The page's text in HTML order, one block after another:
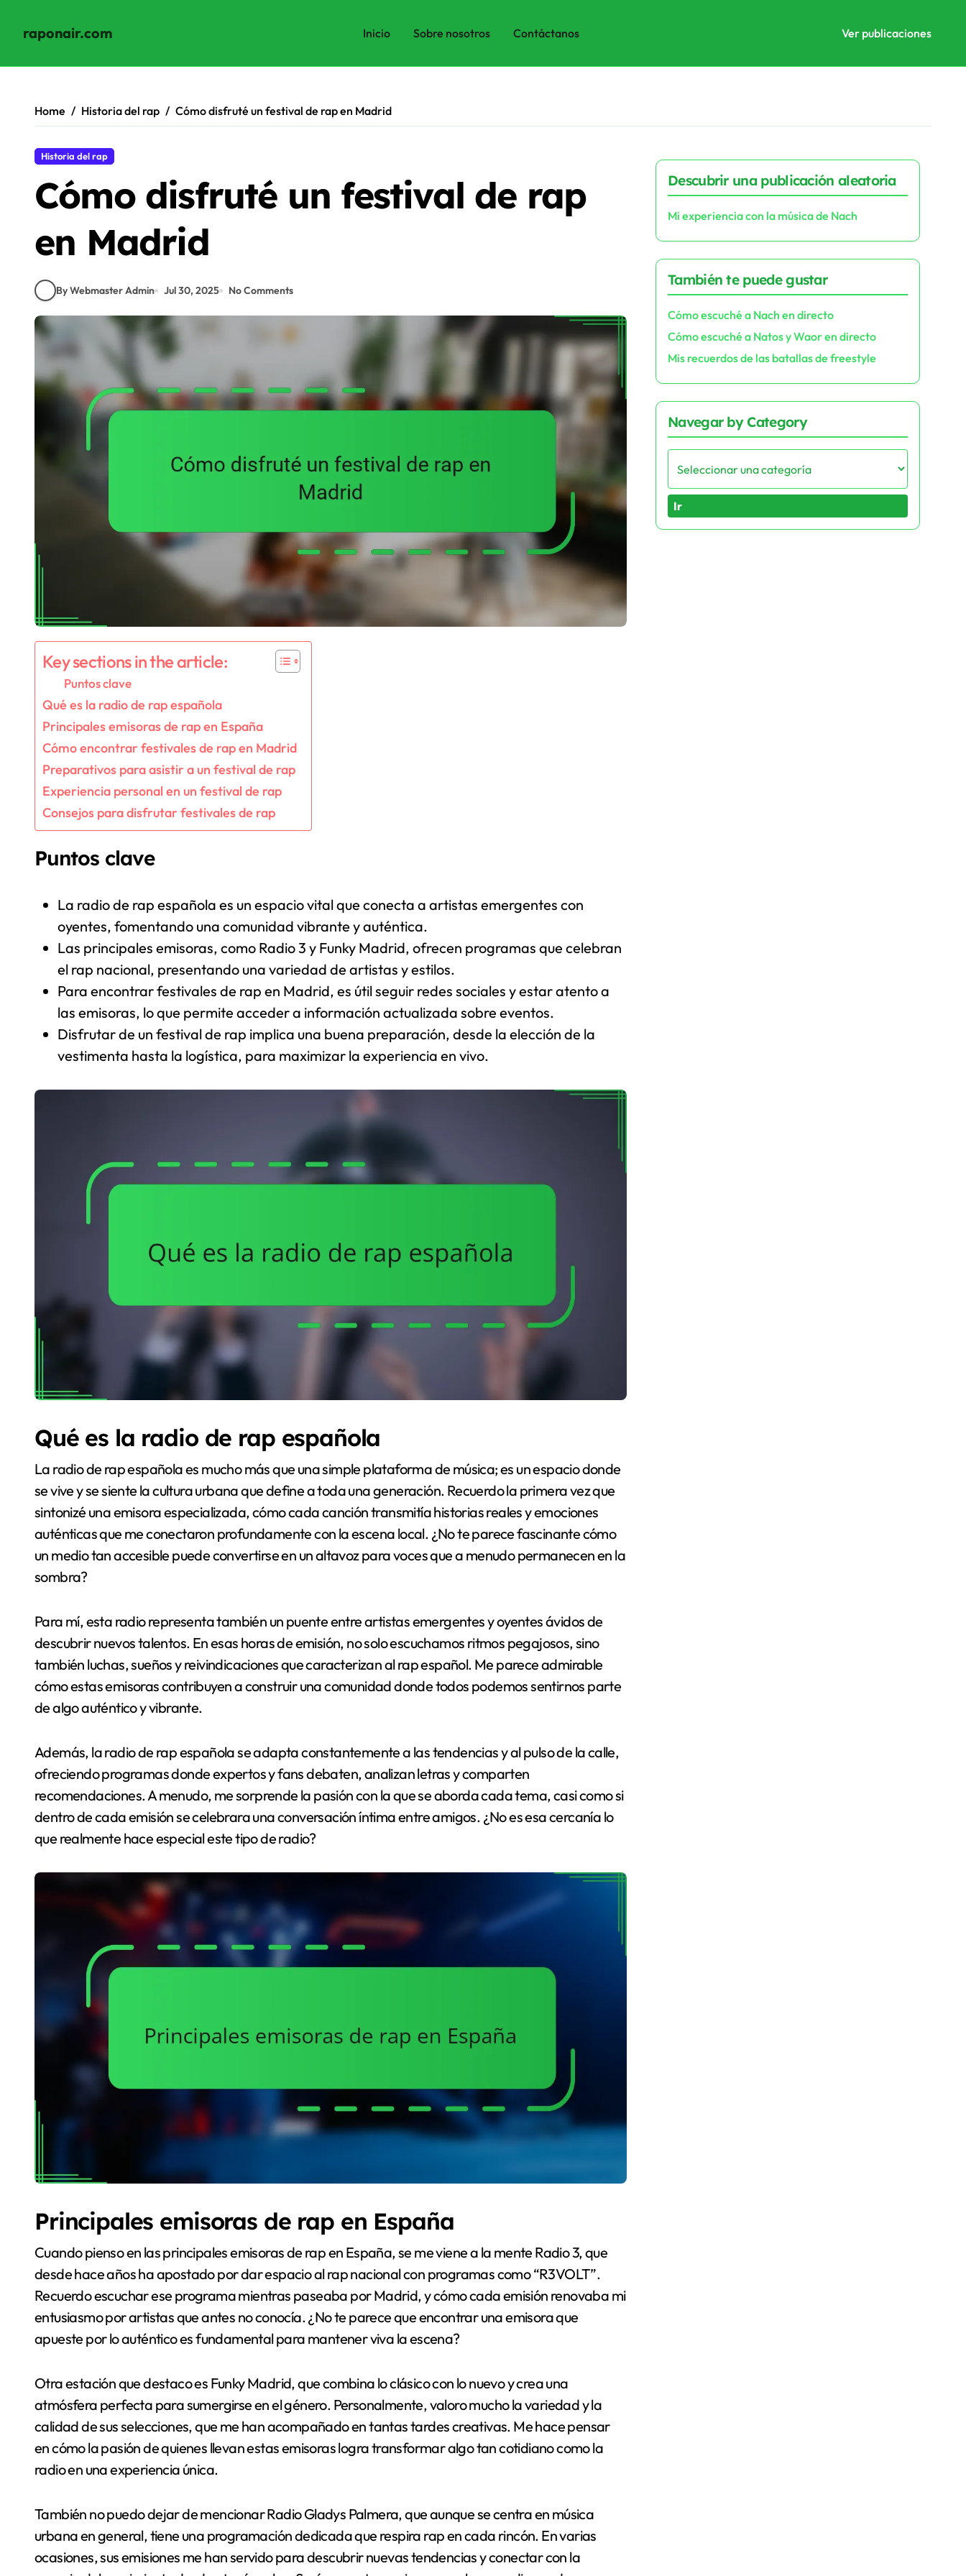
raponair.com Inicio Sobre nosotros Contáctanos Ver publicaciones
contentHome Historia del rap Cómo disfruté un festival de rap en Madrid
Historia del rap
Cómo disfruté un festival de rap
en Madrid
By Webmaster Admin Jul 30, 2025 No Comments
Key sections in the article:
Puntos clave
Qué es la radio de rap española
Principales emisoras de rap en España
Cómo encontrar festivales de rap en Madrid
Preparativos para asistir a un festival de rap
Experiencia personal en un festival de rap
Consejos para disfrutar festivales de rap
Puntos clave
La radio de rap española es un espacio vital que conecta a artistas emergentes con
oyentes, fomentando una comunidad vibrante y auténtica.
Las principales emisoras, como Radio 3 y Funky Madrid, ofrecen programas que celebran
el rap nacional, presentando una variedad de artistas y estilos.
Para encontrar festivales de rap en Madrid, es útil seguir redes sociales y estar atento a
las emisoras, lo que permite acceder a información actualizada sobre eventos.
Disfrutar de un festival de rap implica una buena preparación, desde la elección de la
vestimenta hasta la logística, para maximizar la experiencia en vivo.
Qué es la radio de rap española
La radio de rap española es mucho más que una simple plataforma de música; es un espacio donde
se vive y se siente la cultura urbana que define a toda una generación. Recuerdo la primera vez que
sintonizé una emisora especializada, cómo cada canción transmitía historias reales y emociones
auténticas que me conectaron profundamente con la escena local. ¿No te parece fascinante cómo
un medio tan accesible puede convertirse en un altavoz para voces que a menudo permanecen en la
sombra?
Para mí, esta radio representa también un puente entre artistas emergentes y oyentes ávidos de
descubrir nuevos talentos. En esas horas de emisión, no solo escuchamos ritmos pegajosos, sino
también luchas, sueños y reivindicaciones que caracterizan al rap español. Me parece admirable
cómo estas emisoras contribuyen a construir una comunidad donde todos podemos sentirnos parte
de algo auténtico y vibrante.
Además, la radio de rap española se adapta constantemente a las tendencias y al pulso de la calle,
ofreciendo programas donde expertos y fans debaten, analizan letras y comparten
recomendaciones. A menudo, me sorprende la pasión con la que se aborda cada tema, casi como si
dentro de cada emisión se celebrara una conversación íntima entre amigos. ¿No es esa cercanía lo
que realmente hace especial este tipo de radio?
Principales emisoras de rap en España
Cuando pienso en las principales emisoras de rap en España, se me viene a la mente Radio 3, que
desde hace años ha apostado por dar espacio al rap nacional con programas como “R3VOLT”.
Recuerdo escuchar ese programa mientras paseaba por Madrid, y cómo cada emisión renovaba mi
entusiasmo por artistas que antes no conocía. ¿No te parece que encontrar una emisora que
apueste por lo auténtico es fundamental para mantener viva la escena?
Otra estación que destaco es Funky Madrid, que combina lo clásico con lo nuevo y crea una
atmósfera perfecta para sumergirse en el género. Personalmente, valoro mucho la variedad y la
calidad de sus selecciones, que me han acompañado en tantas tardes creativas. Me hace pensar
en cómo la pasión de quienes llevan estas emisoras logra transformar algo tan cotidiano como la
radio en una experiencia única.
También no puedo dejar de mencionar Radio Gladys Palmera, que aunque se centra en música
urbana en general, tiene una programación dedicada que respira rap en cada rincón. En varias
ocasiones, sus emisiones me han servido para descubrir nuevas tendencias y conectar con la
Descubrir una publicación aleatoria
Mi experiencia con la música de Nach
También te puede gustar
Cómo escuché a Nach en directo
Cómo escuché a Natos y Waor en directo
Mis recuerdos de las batallas de freestyle
Navegar by Category
Ir